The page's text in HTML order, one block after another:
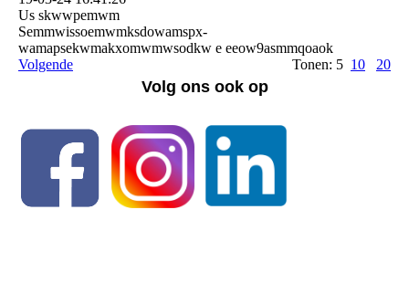
Us skwwpemwm
Semmwissoemwmksdowamspx­
wamapsekwmakxomwmwsodkw e eeow9asmmqoaok
Volgende
Tonen: 5 10 20
Volg ons ook op